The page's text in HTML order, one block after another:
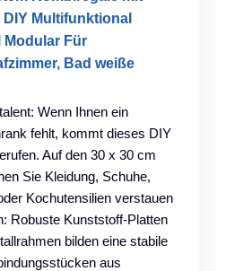
Multifunktional
Modular Für
Bad weiße
Wenn Ihnen ein
fehlt, kommt dieses DIY
Auf den 30 x 30 cm
Sie Kleidung, Schuhe,
Kochutensilien verstauen
Robuste Kunststoff-Platten
bilden eine stabile
aus